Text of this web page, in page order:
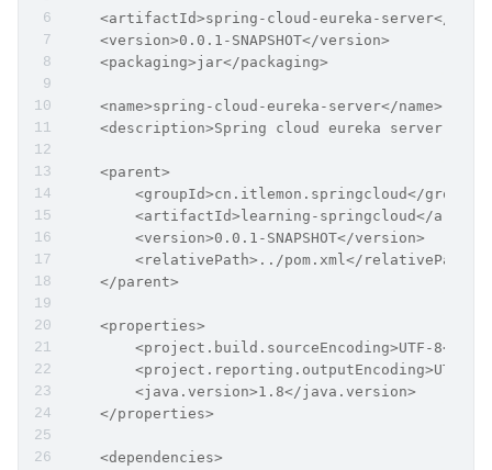
<artifactId>spring-cloud-eureka-server</
    <version>0.0.1-SNAPSHOT</version>
    <packaging>jar</packaging>
    <name>spring-cloud-eureka-server</name>
<description>Spring cloud eureka server
    <parent>
<groupId>cn.itlemon.springcloud</
<artifactId>learning-springcloud</
        <version>0.0.1-SNAPSHOT</version>
        <relativePath>../pom.xml</relativePath>
    </parent>
    <properties>
<project.build.sourceEncoding>UTF-8</
<project.reporting.outputEncoding>UTF-
        <java.version>1.8</java.version>
    </properties>
    <dependencies>